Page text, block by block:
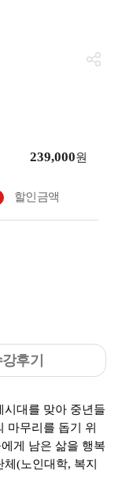
239,000원
할인금액
후기
시대를 맞아 중년들
마무리를 돕기 위
게 남은 삶을 행복
(노인대학, 복지